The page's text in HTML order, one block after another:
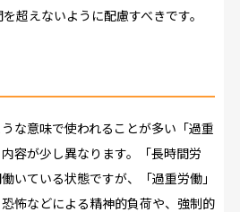
超えないように配慮すべきです。
な意味で使われることが多い「過重
容が少し異なります。「長時間労
いている状態ですが、「過重労働」
怖などによる精神的負荷や、強制的